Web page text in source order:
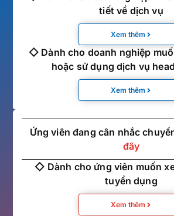
tiết về dịch vụ
Xem thêm
◇ Dành cho doanh nghiệp
hoặc sử dụng dịch vụ
Xem thêm
Ứng viên đang cân nhắc
đây
◇ Dành cho ứng viên muốn
tuyển dụng
Xem thêm